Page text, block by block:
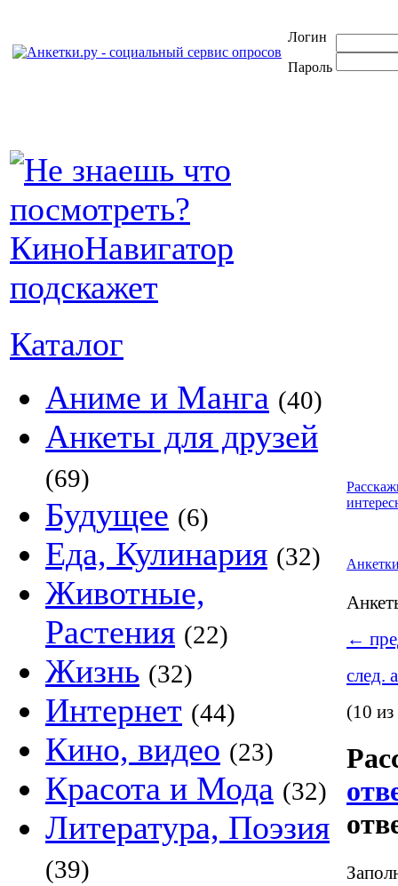
Логин
Пароль
Каталог
Аниме и Манга (40)
Анкеты для друзей
(69)
Будущее (6)
Еда, Кулинария (32)
Животные,
Растения (22)
Жизнь (32)
Интернет (44)
Кино, видео (23)
Красота и Мода (32)
Литература, Поэзия
(39)
←
след.
(10